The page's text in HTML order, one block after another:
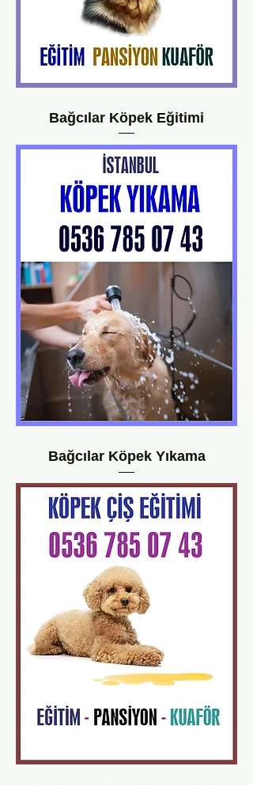
Bağcılar Köpek Eğitimi
Bağcılar Köpek Yıkama